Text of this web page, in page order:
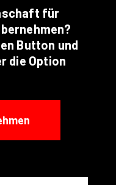
für
Button und
die Option